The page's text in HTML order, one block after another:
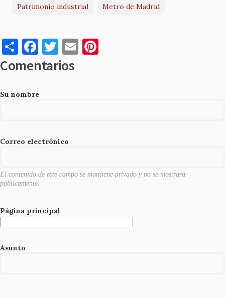
Patrimonio industrial Metro de Madrid
S
h
ar
e
F
a
c
e
o
T
w
it
E
m
Comentarios
Su nombre
Correo electrónico
El contenido de este campo se mantiene privado y no se mostrará
públicamente.
Página principal
Asunto